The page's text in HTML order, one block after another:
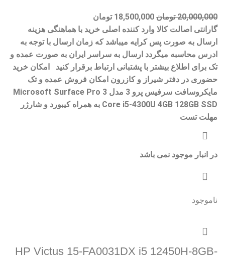
20,000,000 تومان 18,500,000 تومان
گارانتی اصالت کالا وارد کننده اصلی خرید با هماهنگی هزینه
ارسال به صورت پس کرایه میباشد که زمان ارسال با توجه به
ادرس محاسبه میگردد ارسال به سراسر ایران به صورت عمده و
تک برای اطلاع بیشتر با پشتبانی ارتباط برقرار کنید امکان خرید
حضوری در دفتر شیراز و کازرون امکان فروش عمده و تک
مایکروسافت سرفیس پرو 3 مدل Microsoft Surface Pro 3
Core i5-4300U 4GB 128GB SSD به همراه کیبورد و شارژر
مهلت تست
در انبار موجود نمی باشد
ناموجود
HP Victus 15-FA0031DX i5 12450H-8GB-